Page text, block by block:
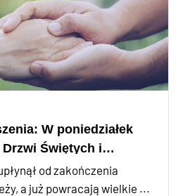
W poniedziałek
Świętych i
Leonem XIV
od zakończenia
a już powracają wielkie ...